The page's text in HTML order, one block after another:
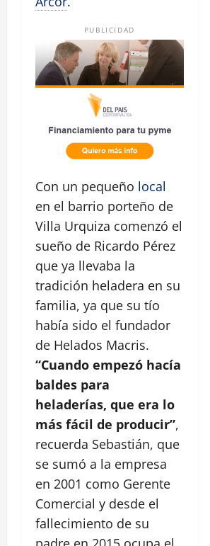
PUBLICIDAD
Con un pequeño local
en el barrio porteño de
Villa Urquiza comenzó el
sueño de Ricardo Pérez
que ya llevaba la
tradición heladera en su
familia, ya que su tío
había sido el fundador
de Helados Macris.
“Cuando empezó hacía
baldes para
heladerías, que era lo
más fácil de producir”,
recuerda Sebastián, que
se sumó a la empresa
en 2001 como Gerente
Comercial y desde el
fallecimiento de su